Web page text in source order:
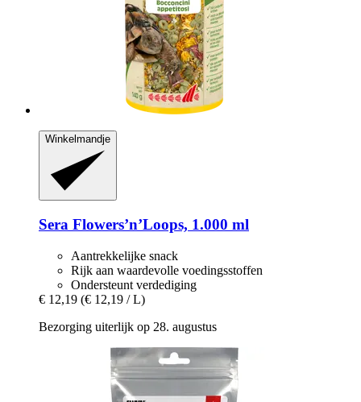
Winkelmandje
Sera Flowers’n’Loops, 1.000 ml
Aantrekkelijke snack
Rijk aan waardevolle voedingsstoffen
Ondersteunt verdediging
€ 12,19 (€ 12,19 / L)
Bezorging uiterlijk op 28. augustus